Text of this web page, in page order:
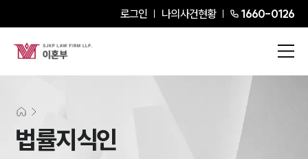
로그인 나의사건현황 1660-0126
법률지식인